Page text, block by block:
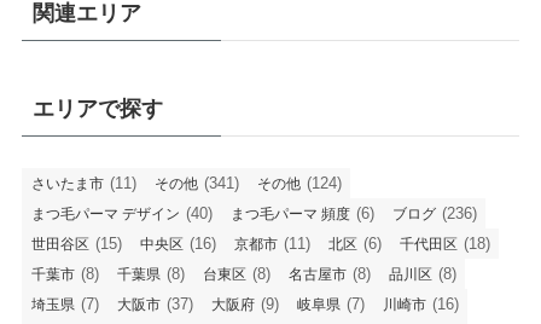
関連エリア
エリアで探す
さいたま市 (11) その他 (341) その他 (124)
まつ毛パーマ デザイン (40) まつ毛パーマ 頻度 (6) ブログ (236)
世田谷区 (15) 中央区 (16) 京都市 (11) 北区 (6) 千代田区 (18)
千葉市 (8) 千葉県 (8) 台東区 (8) 名古屋市 (8) 品川区 (8)
埼玉県 (7) 大阪市 (37) 大阪府 (9) 岐阜県 (7) 川崎市 (16)